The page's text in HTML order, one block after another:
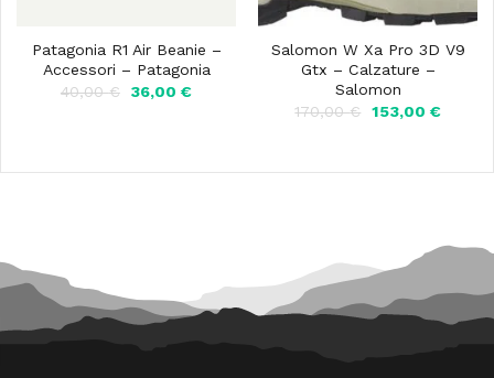
Patagonia R1 Air Beanie –
Accessori – Patagonia
40,00€
Il
36,00€Il
Salomon W Xa Pro 3D V9
Gtx – Calzature –
Salomon
170,00€
Il
170,00 €.
153,00 €Il
153,00